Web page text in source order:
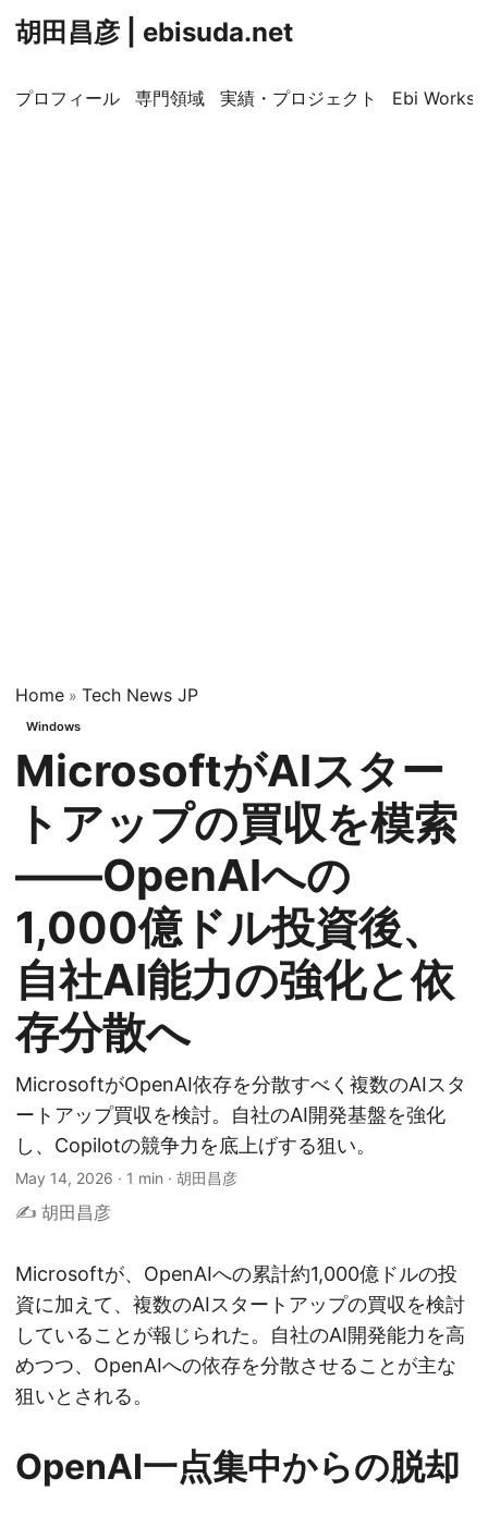
胡田昌彦 | ebisuda.net
プロフィール 専門領域 実績・プロジェクト Ebi
Home » Tech News JP
Windows
MicrosoftがAIスター
トアップの買収を模索
――OpenAIへの
1,000億ドル投資後、
自社AI能力の強化と依
存分散へ
MicrosoftがOpenAI依存を分散すべく複数のAIスタ
ートアップ買収を検討。自社のAI開発基盤を強化
し、Copilotの競争力を底上げする狙い。
May 14, 2026 · 1 min · 胡田昌彦
✍️ 胡田昌彦
Microsoftが、OpenAIへの累計約1,000億ドルの投
資に加えて、複数のAIスタートアップの買収を検討
していることが報じられた。自社のAI開発能力を高
めつつ、OpenAIへの依存を分散させることが主な
狙いとされる。
OpenAI一点集中からの脱却